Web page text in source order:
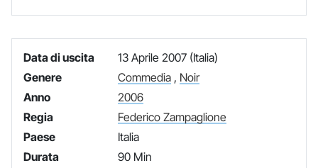
Data di uscita
13 Aprile 2007 (Italia)
Genere
Commedia, Noir
Anno
2006
Regia
Federico Zampaglione
Paese
Italia
Durata
90 Min